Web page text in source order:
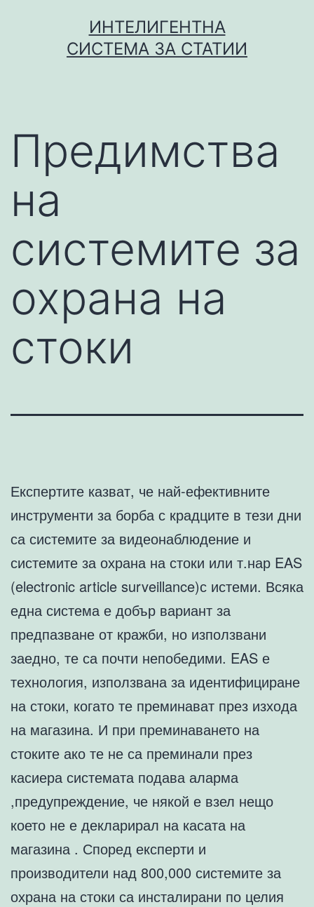
ИНТЕЛИГЕНТНА
СИСТЕМА ЗА СТАТИИ
Предимства
на
системите за
охрана на
стоки
Експертите казват, че най-ефективните
инструменти за борба с крадците в тези дни
са системите за видеонаблюдение и
системите за охрана на стоки или т.нар EAS
(electronic article surveillance)с истеми. Всяка
една система е добър вариант за
предпазване от кражби, но използвани
заедно, те са почти непобедими. EAS е
технология, използвана за идентифициране
на стоки, когато те преминават през изхода
на магазина. И при преминаването на
стоките ако те не са преминали през
касиера системата подава аларма
,предупреждение, че някой е взел нещо
което не е декларирал на касата на
магазина . Според експерти и
производители над 800,000 системите за
охрана на стоки са инсталирани по целия